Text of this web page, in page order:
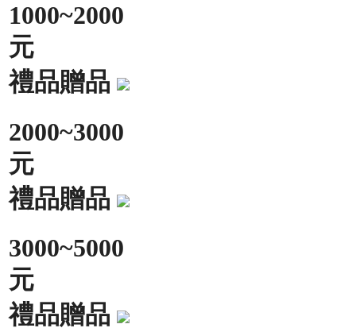
1000~2000
元
禮品贈品
2000~3000
元
禮品贈品
3000~5000
元
禮品贈品